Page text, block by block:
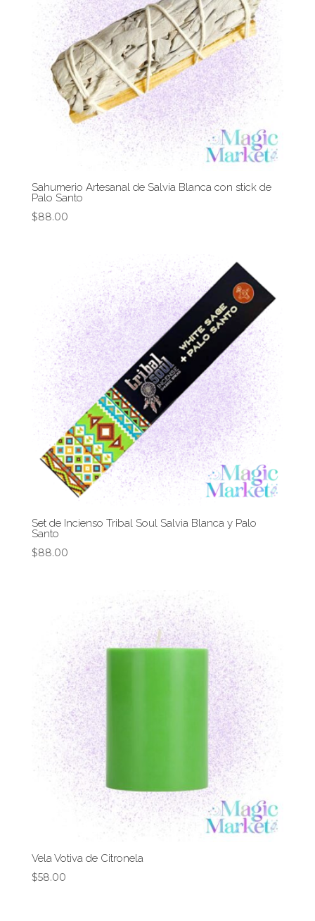
Sahumerio Artesanal de Salvia Blanca con stick de
Palo Santo
$88.00
Set de Incienso Tribal Soul Salvia Blanca y Palo
Santo
$88.00
Vela Votiva de Citronela
$58.00